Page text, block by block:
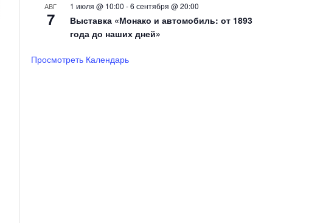
АВГ
7
1 июля @ 10:00 -6 сентября @ 20:00
Выставка «Монако и автомобиль: от 1893
года до наших дней»
Просмотреть Календарь